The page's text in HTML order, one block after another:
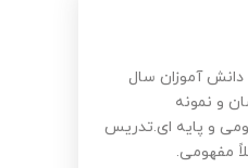
آموزان سال
و نمونه
و پایه ای.تدریس
مفهومی.